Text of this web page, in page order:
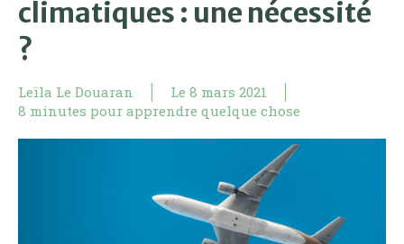
climatiques : une nécessité
?
Leïla Le Douaran Le 8 mars 2021
8 minutes pour apprendre quelque chose